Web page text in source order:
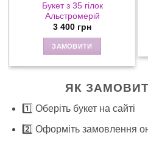
Букет з 35 гілок
Альстромерій
3 400 грн
ЗАМОВИТИ
ЯК
1️⃣ Оберіть букет на сайті
2️⃣ Оформіть замовлення